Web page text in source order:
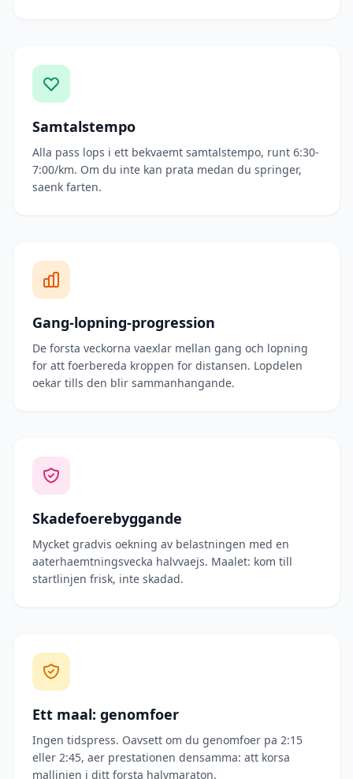
Samtalstempo
Alla pass lops i ett bekvaemt samtalstempo, runt 6:30-
7:00/km. Om du inte kan prata medan du springer,
saenk farten.
Gang-lopning-progression
De forsta veckorna vaexlar mellan gang och lopning
for att foerbereda kroppen for distansen. Lopdelen
oekar tills den blir sammanhangande.
Skadefoerebyggande
Mycket gradvis oekning av belastningen med en
aaterhaemtningsvecka halvvaejs. Maalet: kom till
startlinjen frisk, inte skadad.
Ett maal: genomfoer
Ingen tidspress. Oavsett om du genomfoer pa 2:15
eller 2:45, aer prestationen densamma: att korsa
mallinjen i ditt forsta halvmaraton.